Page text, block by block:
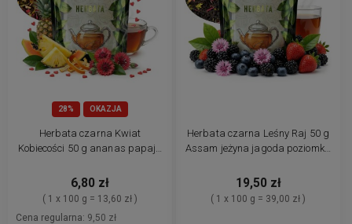
28% OKAZJA
Herbata czarna Kwiat
Kobiecości 50 g ananas papaja
serduszka
6,80 zł
( 1 x 100 g = 13,60 zł )
Cena regularna: 9,50 zł
Herbata czarna Leśny Raj 50 g
Assam jeżyna jagoda poziomka
19,50 zł
( 1 x 100 g = 39,00 zł )